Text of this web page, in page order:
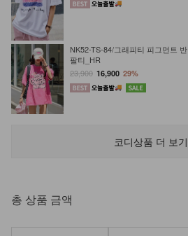
NK52-TS-84/그래피티 피그먼트 반
팔티_HR
23,900 16,900 29%
46%
KO52-T-12/팍스 언발나시
17,900
코디상품 더 보기
총 상품 금액